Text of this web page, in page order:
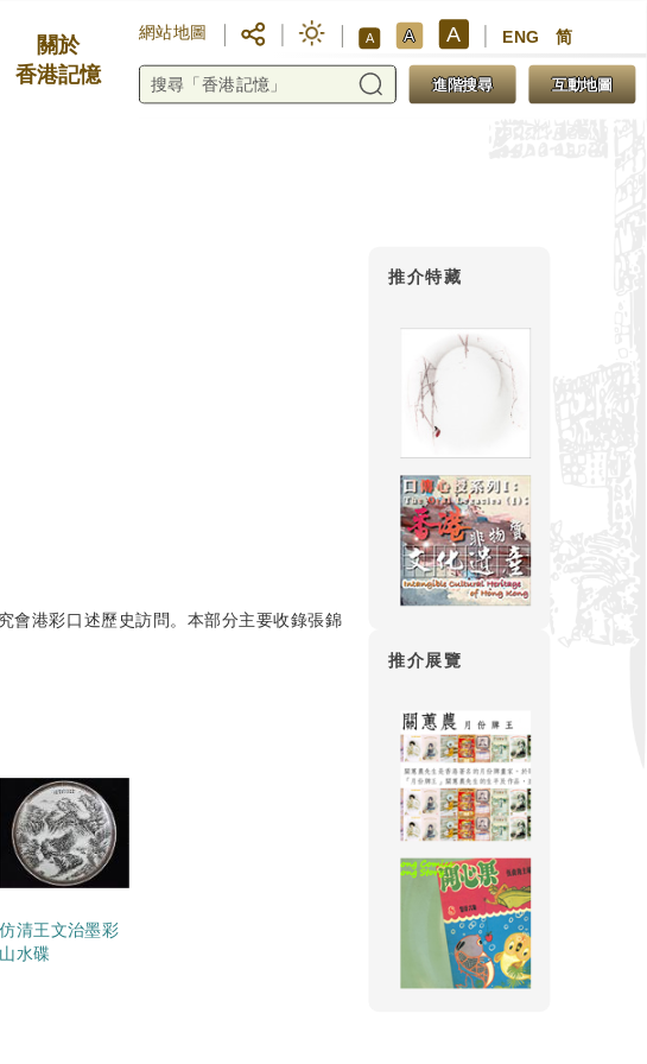
關於
香港記憶
網站地圖 A A A ENG 简
進階搜尋 互動地圖
會港彩口述歷史訪問。本部分主要收錄張錦
仿清王文治墨彩
山水碟
推介特藏
推介展覽